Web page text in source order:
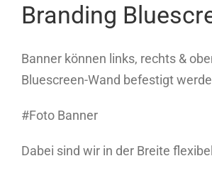
Branding
Banner können links, rechts &
Bluescreen-Wand befestigt
#Foto Banner
Dabei sind wir in der Breite